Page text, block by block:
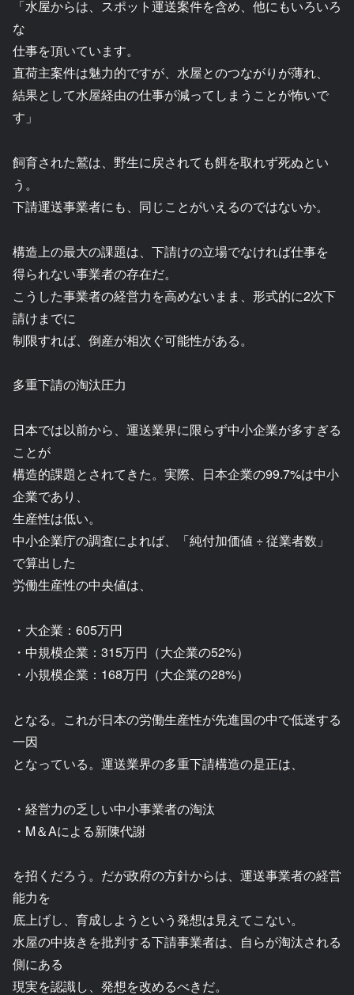
「水屋からは、スポット運送案件を含め、他にもいろいろ
な
仕事を頂いています。
直荷主案件は魅力的ですが、水屋とのつながりが薄れ、
結果として水屋経由の仕事が減ってしまうことが怖いで
す」
飼育された鷲は、野生に戻されても餌を取れず死ぬとい
う。
下請運送事業者にも、同じことがいえるのではないか。
構造上の最大の課題は、下請けの立場でなければ仕事を
得られない事業者の存在だ。
こうした事業者の経営力を高めないまま、形式的に2次下
請けまでに
制限すれば、倒産が相次ぐ可能性がある。
多重下請の淘汰圧力
日本では以前から、運送業界に限らず中小企業が多すぎる
ことが
構造的課題とされてきた。実際、日本企業の99.7%は中小
企業であり、
生産性は低い。
中小企業庁の調査によれば、「純付加価値 ÷ 従業者数」
で算出した
労働生産性の中央値は、
・大企業：605万円
・中規模企業：315万円（大企業の52%）
・小規模企業：168万円（大企業の28%）
となる。これが日本の労働生産性が先進国の中で低迷する
一因
となっている。運送業界の多重下請構造の是正は、
・経営力の乏しい中小事業者の淘汰
・M＆Aによる新陳代謝
を招くだろう。だが政府の方針からは、運送事業者の経営
能力を
底上げし、育成しようという発想は見えてこない。
水屋の中抜きを批判する下請事業者は、自らが淘汰される
側にある
現実を認識し、発想を改めるべきだ。